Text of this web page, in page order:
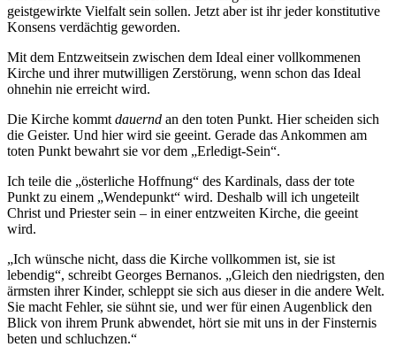
geistgewirkte Vielfalt sein sollen. Jetzt aber ist ihr jeder konstitutive
Konsens verdächtig geworden.
Mit dem Entzweitsein zwischen dem Ideal einer vollkommenen
Kirche und ihrer mutwilligen Zerstörung, wenn schon das Ideal
ohnehin nie erreicht wird.
Die Kirche kommt dauernd an den toten Punkt. Hier scheiden sich
die Geister. Und hier wird sie geeint. Gerade das Ankommen am
toten Punkt bewahrt sie vor dem „Erledigt-Sein“.
Ich teile die „österliche Hoffnung“ des Kardinals, dass der tote
Punkt zu einem „Wendepunkt“ wird. Deshalb will ich ungeteilt
Christ und Priester sein – in einer entzweiten Kirche, die geeint
wird.
„Ich wünsche nicht, dass die Kirche vollkommen ist, sie ist
lebendig“, schreibt Georges Bernanos. „Gleich den niedrigsten, den
ärmsten ihrer Kinder, schleppt sie sich aus dieser in die andere Welt.
Sie macht Fehler, sie sühnt sie, und wer für einen Augenblick den
Blick von ihrem Prunk abwendet, hört sie mit uns in der Finsternis
beten und schluchzen.“